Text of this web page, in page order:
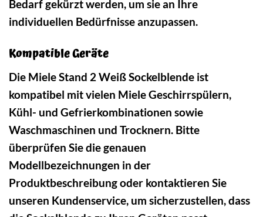
Bedarf gekürzt werden, um sie an Ihre
individuellen Bedürfnisse anzupassen.
Kompatible Geräte
Die Miele Stand 2 Weiß Sockelblende ist
kompatibel mit vielen Miele Geschirrspülern,
Kühl- und Gefrierkombinationen sowie
Waschmaschinen und Trocknern. Bitte
überprüfen Sie die genauen
Modellbezeichnungen in der
Produktbeschreibung oder kontaktieren Sie
unseren Kundenservice, um sicherzustellen, dass